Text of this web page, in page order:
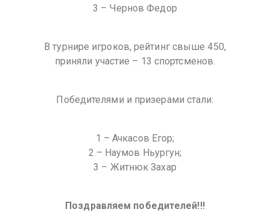
3 – Чернов Федор
В турнире игроков, рейтинг свыше 450,
приняли участие – 13 спортсменов.
Победителями и призерами стали:
1 – Ачкасов Егор;
2 – Наумов Ньургун;
3 – Житнюк Захар
Поздравляем победителей!!!